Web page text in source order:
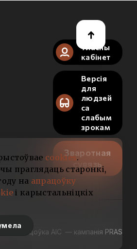
Уласны
кабінет
Версія
для
людзей
са
слабым
зрокам
Зваротная
сувязь
Распрацоўка АІС — кампанія PRAS
cookies.
праглядаць старонкі,
на апрацоўку
і карыстальніцкіх